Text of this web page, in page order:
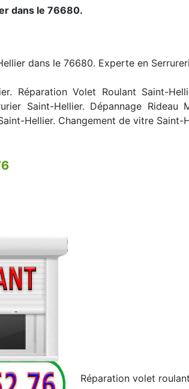
dans le 76680.
dans le 76680. Experte en
Réparation Volet Roulant Saint-
Saint-Hellier. Dépannage
Hellier. Changement de vitre
Réparation volet